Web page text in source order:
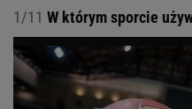
1/11 W którym sporcie